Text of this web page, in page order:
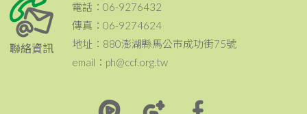
聯絡資訊
電話：06-9276432
傳真：06-9274624
地址：880澎湖縣馬公市成功街75號
email：ph@ccf.org.tw